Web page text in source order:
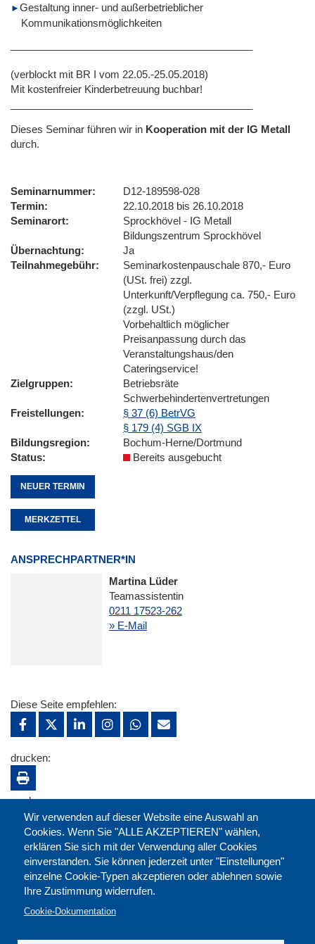
Gestaltung inner- und außerbetrieblicher
Kommunikationsmöglichkeiten
(verblockt mit BR I vom 22.05.-25.05.2018)
Mit kostenfreier Kinderbetreuung buchbar!
Dieses Seminar führen wir in Kooperation mit der IG Metall
durch.
Seminarnummer
D12-189598-028
Termin
22.10.2018 bis 26.10.2018
Seminarort
Sprockhövel - IG Metall
Bildungszentrum Sprockhövel
Übernachtung
Ja
Teilnahmegebühr
Seminarkostenpauschale 870,- Euro
(USt. frei) zzgl.
Unterkunft/Verpflegung ca. 750,- Euro
(zzgl. USt.)
Vorbehaltlich möglicher
Preisanpassung durch das
Veranstaltungshaus/den
Cateringservice!
Zielgruppen
Betriebsräte
Schwerbehindertenvertretungen
Freistellungen
§ 37 (6) BetrVG
§ 179 (4) SGB IX
Bildungsregion
Bochum-Herne/Dortmund
Status
Bereits ausgebucht
NEUER TERMIN
MERKZETTEL
ANSPRECHPARTNER*IN
Martina Lüder
Teamassistentin
0211 17523-262
» E-Mail
Wir verwenden auf dieser Website eine Auswahl an
Cookies. Wenn Sie "ALLE AKZEPTIEREN" wählen,
erklären Sie sich mit der Verwendung aller Cookies
einverstanden. Sie können jederzeit unter "Einstellungen"
einzelne Cookie-Typen akzeptieren oder ablehnen sowie
Ihre Zustimmung widerrufen.
Cookie-Dokumentation
Diese Seite empfehlen:
drucken:
merken: